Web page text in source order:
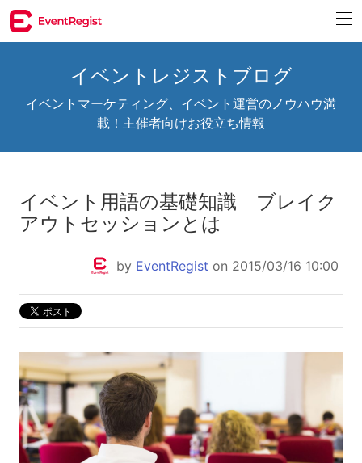
イベントレジストブログ
イベントマーケティング、イベント運営のノウハウ満
載！主催者向けお役立ち情報
イベント用語の基礎知識 ブレイク
アウトセッションとは
by EventRegist on 2015/03/16 10:00